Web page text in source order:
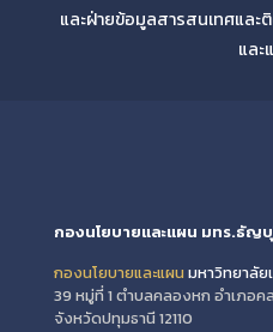
และฝ่ายข้อมูลสารสนเทศและ
และ
กองนโยบายและแผน มทร.ธัญ
กองนโยบายและแผน มหาวิทยาลั
39 หมู่ที่ 1 ตำบลคลองหก อำเภอค
จังหวัดปทุมธานี 12110